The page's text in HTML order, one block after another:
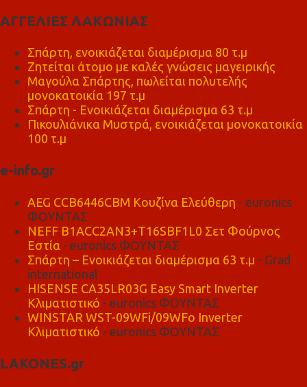
ΑΓΓΕΛΙΕΣ ΛΑΚΩΝΙΑΣ
Σπάρτη, ενοικιάζεται διαμέρισμα 80 τ.μ
Ζητείται άτομο με καλές γνώσεις μαγειρικής
Μαγούλα Σπάρτης, πωλείται πολυτελής
μονοκατοικία 197 τ.μ
Σπάρτη - Ενοικιάζεται διαμέρισμα 63 τ.μ
Πικουλιάνικα Μυστρά, ενοικιάζεται μονοκατοικία
100 τ.μ
e-info.gr
AEG CCB6446CBM Κουζίνα Ελεύθερη - euronics
ΦΟΥΝΤΑΣ
NEFF B1ACC2AN3+T16SBF1L0 Σετ Φούρνος
Εστία - euronics ΦΟΥΝΤΑΣ
Σπάρτη – Ενοικιάζεται διαμέρισμα 63 τ.μ - Grad
international
HISENSE CA35LR03G Easy Smart Inverter
Κλιματιστικό - euronics ΦΟΥΝΤΑΣ
WINSTAR WST-09WFi/09WFo Inverter
Κλιματιστικό - euronics ΦΟΥΝΤΑΣ
LAKONES.gr